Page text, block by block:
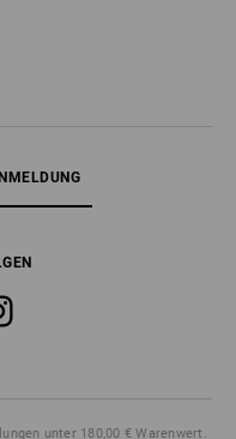
unter 180,00 € Warenwert.